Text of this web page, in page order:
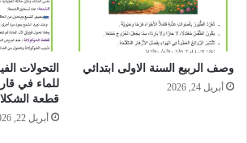
وصف الربيع السنة الاولى ابتدائي
أبريل 24, 2026
التحولات
للماء في
قطعة
أبريل 22, 2026